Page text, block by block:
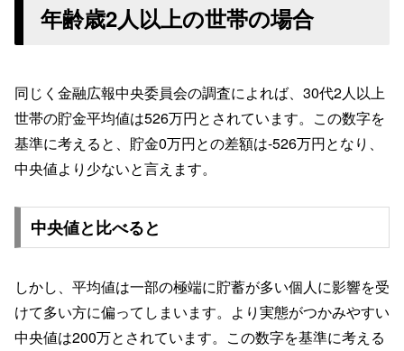
年齢歳2人以上の世帯の場合
同じく金融広報中央委員会の調査によれば、30代2人以上
世帯の貯金平均値は526万円とされています。この数字を
基準に考えると、貯金0万円との差額は-526万円となり、
中央値より少ないと言えます。
中央値と比べると
しかし、平均値は一部の極端に貯蓄が多い個人に影響を受
けて多い方に偏ってしまいます。より実態がつかみやすい
中央値は200万とされています。この数字を基準に考える